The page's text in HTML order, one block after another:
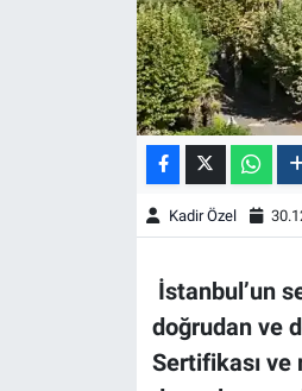
Kadir Özel
İstanbul’un
doğrudan ve
Sertifikası ve